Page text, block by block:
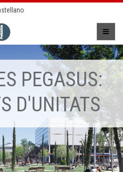
PEGASUS:
D'UNITATS